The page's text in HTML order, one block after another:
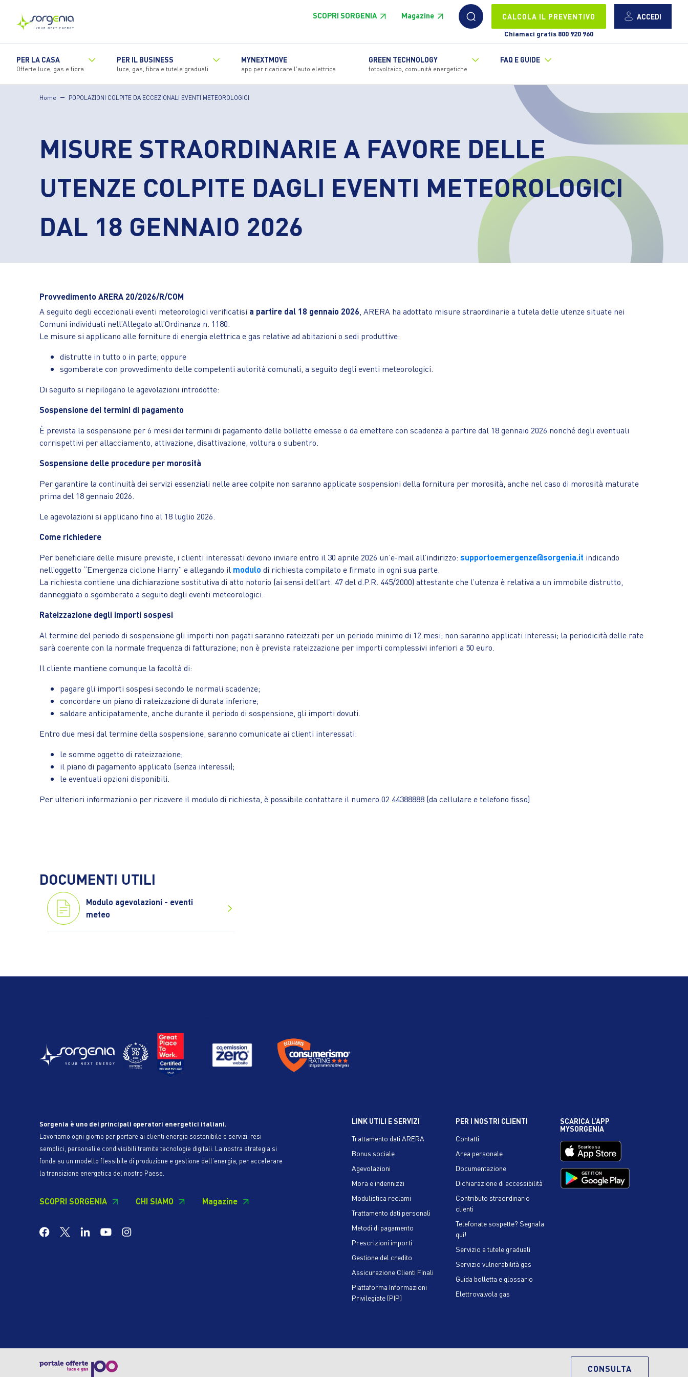
contenuto
principale
SCOPRI SORGENIA Magazine CALCOLA IL PREVENTIVO
Chiamaci gratis 800 920 960
ACCEDI
PER LA CASA
Offerte luce, gas e fibra
PER IL BUSINESS
luce, gas, fibra e tutele graduali
MYNEXTMOVE
app per ricaricare l'auto elettrica
GREEN TECHNOLOGY
fotovoltaico, comunità energetiche
FAQ E GUIDE
Home POPOLAZIONI COLPITE DA ECCEZIONALI EVENTI METEOROLOGICI
MISURE STRAORDINARIE A FAVORE DELLE
UTENZE COLPITE DAGLI EVENTI METEOROLOGICI
DAL 18 GENNAIO 2026
Provvedimento ARERA 20/2026/R/COM
A seguito degli eccezionali eventi meteorologici verificatisi a partire dal 18 gennaio 2026 , ARERA ha adottato misure straordinarie a tutela delle utenze situate nei
Comuni individuati nell’Allegato all’Ordinanza n. 1180.
Le misure si applicano alle forniture di energia elettrica e gas relative ad abitazioni o sedi produttive:
distrutte in tutto o in parte; oppure
sgomberate con provvedimento delle competenti autorità comunali, a seguito degli eventi meteorologici.
Di seguito si riepilogano le agevolazioni introdotte:
Sospensione dei termini di pagamento
È prevista la sospensione per 6 mesi dei termini di pagamento delle bollette emesse o da emettere con scadenza a partire dal 18 gennaio 2026 nonché degli eventuali
corrispettivi per allacciamento, attivazione, disattivazione, voltura o subentro.
Sospensione delle procedure per morosità
Per garantire la continuità dei servizi essenziali nelle aree colpite non saranno applicate sospensioni della fornitura per morosità, anche nel caso di morosità maturate
prima del 18 gennaio 2026.
Le agevolazioni si applicano fino al 18 luglio 2026.
Come richiedere
Per beneficiare delle misure previste, i clienti interessati devono inviare entro il 30 aprile 2026 un’e-mail all’indirizzo: supportoemergenze@sorgenia.it indicando
nell’oggetto “Emergenza ciclone Harry” e allegando il modulo di richiesta compilato e firmato in ogni sua parte.
La richiesta contiene una dichiarazione sostitutiva di atto notorio (ai sensi dell’art. 47 del d.P.R. 445/2000) attestante che l’utenza è relativa a un immobile distrutto,
danneggiato o sgomberato a seguito degli eventi meteorologici.
Rateizzazione degli importi sospesi
Al termine del periodo di sospensione gli importi non pagati saranno rateizzati per un periodo minimo di 12 mesi; non saranno applicati interessi; la periodicità delle rate
sarà coerente con la normale frequenza di fatturazione; non è prevista rateizzazione per importi complessivi inferiori a 50 euro.
Il cliente mantiene comunque la facoltà di:
pagare gli importi sospesi secondo le normali scadenze;
concordare un piano di rateizzazione di durata inferiore;
saldare anticipatamente, anche durante il periodo di sospensione, gli importi dovuti.
Entro due mesi dal termine della sospensione, saranno comunicate ai clienti interessati:
le somme oggetto di rateizzazione;
il piano di pagamento applicato (senza interessi);
le eventuali opzioni disponibili.
Per ulteriori informazioni o per ricevere il modulo di richiesta, è possibile contattare il numero 02.44388888 (da cellulare e telefono fisso)
DOCUMENTI UTILI
Modulo agevolazioni - eventi
meteo
Sorgenia è uno dei principali operatori energetici italiani.
Lavoriamo ogni giorno per portare ai clienti energia sostenibile e servizi, resi
semplici, personali e condivisibili tramite tecnologie digitali. La nostra strategia si
fonda su un modello flessibile di produzione e gestione dell'energia, per accelerare
la transizione energetica del nostro Paese.
SCOPRI SORGENIA CHI SIAMO Magazine
LINK UTILI E SERVIZI
Trattamento dati ARERA
Bonus sociale
Agevolazioni
Mora e indennizzi
Modulistica reclami
Trattamento dati personali
Metodi di pagamento
Prescrizioni importi
Gestione del credito
Assicurazione Clienti Finali
Piattaforma Informazioni
Privilegiate (PIP)
PER I NOSTRI CLIENTI
Contatti
Area personale
Documentazione
Dichiarazione di accessibilità
Contributo straordinario
clienti
Telefonate sospette? Segnala
qui!
Servizio a tutele graduali
Servizio vulnerabilità gas
Guida bolletta e glossario
Elettrovalvola gas
SCARICA L’APP
MYSORGENIA
CONSULTA